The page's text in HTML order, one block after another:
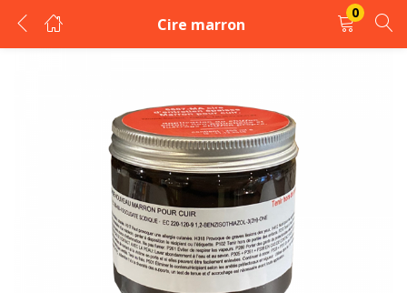
Cire marron
0
REGISTER
Enter your username and password to login.
Remember me